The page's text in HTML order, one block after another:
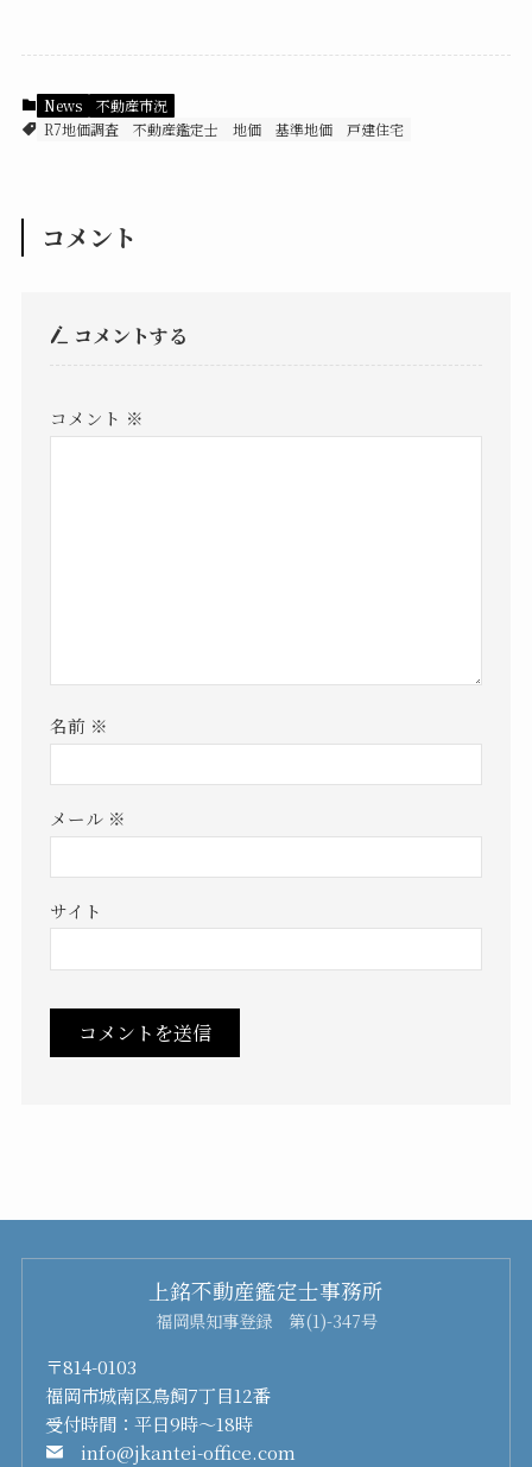
News
不動産市況
R7地価調査
不動産鑑定士 地価 基準地価 戸建住宅
コメント
コメントする
コメント ※
名前 ※
メール ※
サイト
上銘不動産鑑定士事務所
福岡県知事登録 第(1)-347号
〒814-0103
福岡市城南区鳥飼7丁目12番
受付時間：平日9時～18時
info@jkantei-office.com